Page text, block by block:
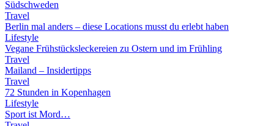
Südschweden
Travel
Berlin mal anders – diese Locations musst du erlebt haben
Lifestyle
Vegane Frühstücksleckereien zu Ostern und im Frühling
Travel
Mailand – Insidertipps
Travel
72 Stunden in Kopenhagen
Lifestyle
Sport ist Mord…